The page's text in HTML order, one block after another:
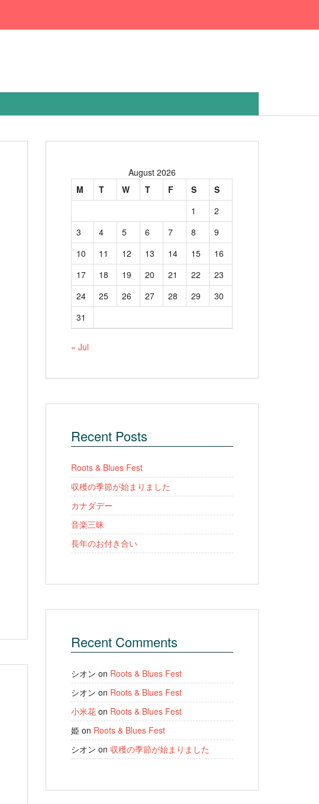
August 2026
M
T W T F S
S
1
2
3
4 5 6 7 8
9
10
11 12 13 14 15
16
17
18 19 20 21 22
23
24
25 26 27 28 29
30
31
« Jul
Recent Posts
Roots & Blues Fest
収穫の季節が始まりました
カナダデー
音楽三昧
長年のお付き合い
Recent Comments
シオン on Roots & Blues Fest
シオン on Roots & Blues Fest
小米花 on Roots & Blues Fest
姫 on Roots & Blues Fest
シオン on 収穫の季節が始まりました